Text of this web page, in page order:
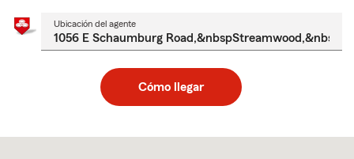
Ubicación del agente
Cómo llegar
to